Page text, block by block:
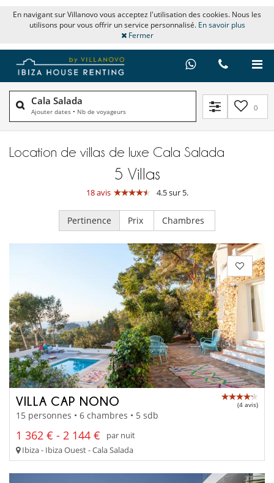
En navigant sur Villanovo vous acceptez l'utilisation des cookies. Nous les
utilisons pour vous offrir un service personnalisé. En savoir plus
Fermer
Cala Salada
Ajouter dates • Nb de voyageurs 0
Location de villas de luxe Cala Salada
5 Villas
18 avis 4.5 sur 5.
Pertinence Prix Chambres
VILLA CAP NONO (4 avis)
15 personnes • 6 chambres • 5 sdb
1 362 € - 2 144 €
par nuit
Ibiza - Ibiza Ouest - Cala Salada